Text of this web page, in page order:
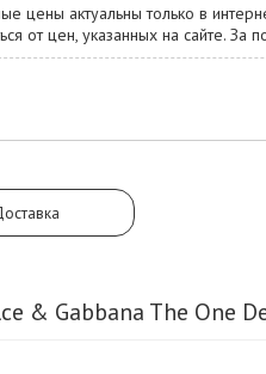
цены актуальны только в
от цен, указанных на сайте.
& Gabbana The One